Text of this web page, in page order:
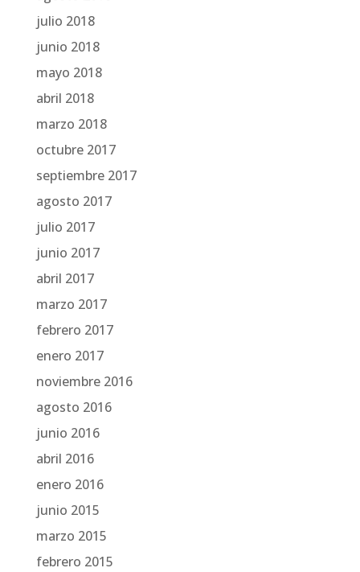
julio 2018
junio 2018
mayo 2018
abril 2018
marzo 2018
octubre 2017
septiembre 2017
agosto 2017
julio 2017
junio 2017
abril 2017
marzo 2017
febrero 2017
enero 2017
noviembre 2016
agosto 2016
junio 2016
abril 2016
enero 2016
junio 2015
marzo 2015
febrero 2015